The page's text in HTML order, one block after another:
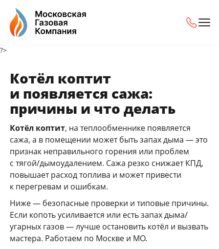
?>
Котёл коптит
и появляется сажа:
причины и что делать
Котёл коптит, на теплообменнике появляется
сажа, а в помещении может быть запах дыма — это
признак неправильного горения или проблем
с тягой/дымоудалением. Сажа резко снижает КПД,
повышает расход топлива и может привести
к перегревам и ошибкам.
Ниже — безопасные проверки и типовые причины.
Если копоть усиливается или есть запах дыма/
угарных газов — лучше остановить котёл и вызвать
мастера. Работаем по Москве и МО.